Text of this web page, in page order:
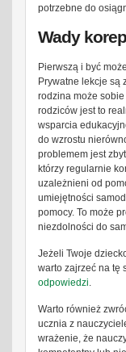
potrzebne do
Wady
Pierwszą i być
Prywatne lekcje są
rodzina może
rodziców jest to
wsparcia
do wzrostu
problemem jest
którzy regularnie
uzależnieni od
umiejętności
pomocy. To może
niezdolności do
Jeżeli Twoje
warto zajrzeć na tę
odpowiedzi
Warto również
ucznia z
wrażenie, że